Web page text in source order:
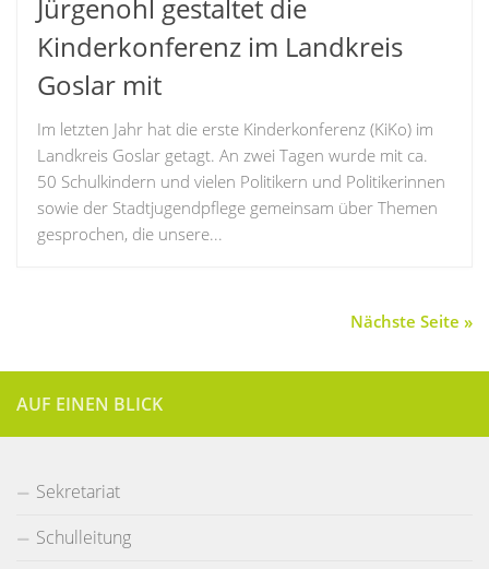
Jürgenohl gestaltet die
Kinderkonferenz im Landkreis
Goslar mit
Im letzten Jahr hat die erste Kinderkonferenz (KiKo) im
Landkreis Goslar getagt. An zwei Tagen wurde mit ca.
50 Schulkindern und vielen Politikern und Politikerinnen
sowie der Stadtjugendpflege gemeinsam über Themen
gesprochen, die unsere...
Nächste Seite »
AUF EINEN BLICK
Sekretariat
Schulleitung